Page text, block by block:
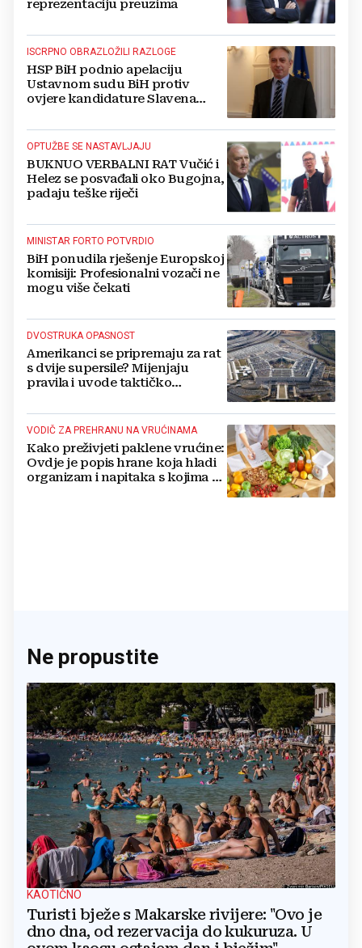
reprezentaciju preuzima
ISCRPNO OBRAZLOŽILI RAZLOGE
HSP BiH podnio apelaciju
Ustavnom sudu BiH protiv
ovjere kandidature Slavena
OPTUŽBE SE NASTAVLJAJU
BUKNUO VERBALNI RAT Vučić i
Helez se posvađali oko Bugojna,
padaju teške riječi
MINISTAR FORTO POTVRDIO
BiH ponudila rješenje Europskoj
komisiji: Profesionalni vozači ne
mogu više čekati
DVOSTRUKA OPASNOST
Amerikanci se pripremaju za rat
s dvije supersile? Mijenjaju
pravila i uvode taktičko
VODIČ ZA PREHRANU NA VRUĆINAMA
Kako preživjeti paklene vrućine:
Ovdje je popis hrane koja hladi
organizam i napitaka s kojima si
Ne propustite
KAOTIČNO
Turisti bježe s Makarske rivijere: "Ovo je
dno dna, od rezervacija do kukuruza. U